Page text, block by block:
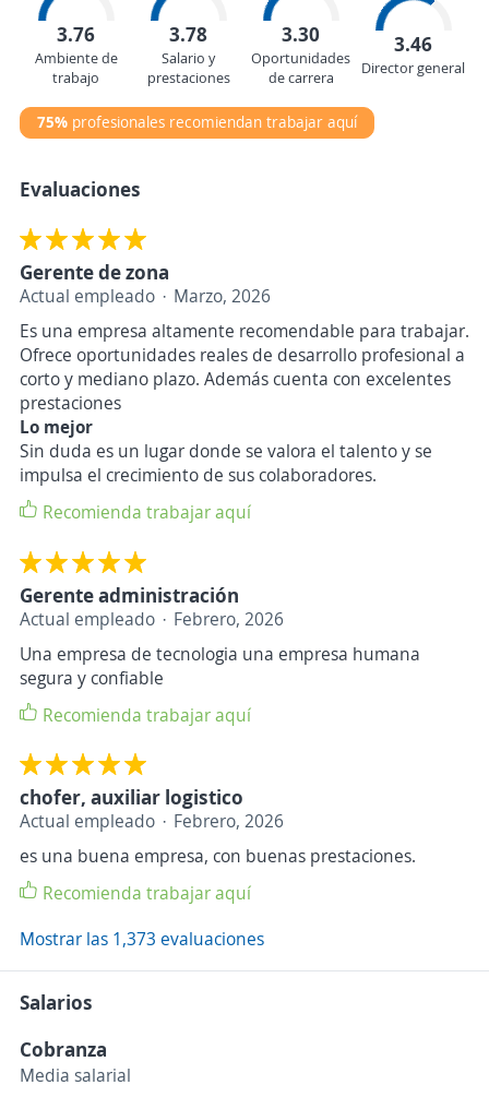
3.76
Ambiente de
trabajo
3.78
Salario y
prestaciones
3.30
Oportunidades
de carrera
3.46
Director general
75% profesionales recomiendan trabajar aquí
Evaluaciones
Gerente de zona
Actual empleado
Marzo, 2026
Es una empresa altamente recomendable para trabajar.
Ofrece oportunidades reales de desarrollo profesional a
corto y mediano plazo. Además cuenta con excelentes
prestaciones
Lo mejor
Sin duda es un lugar donde se valora el talento y se
impulsa el crecimiento de sus colaboradores.
Recomienda trabajar aquí
Gerente administración
Actual empleado
Febrero, 2026
Una empresa de tecnologia una empresa humana
segura y confiable
Recomienda trabajar aquí
chofer, auxiliar logistico
Actual empleado
Febrero, 2026
es una buena empresa, con buenas prestaciones.
Recomienda trabajar aquí
Mostrar las 1,373 evaluaciones
Salarios
Cobranza
Media salarial